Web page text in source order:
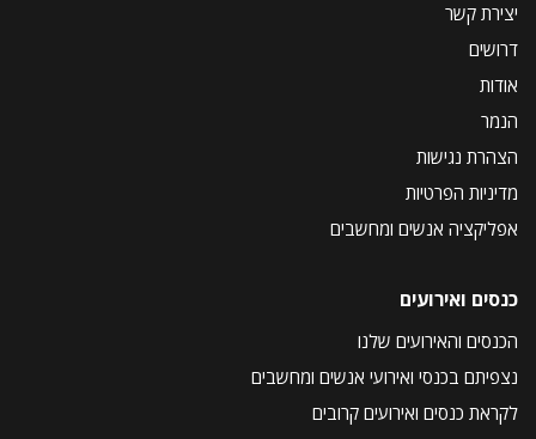
יצירת קשר
דרושים
אודות
הנמר
הצהרת נגישות
מדיניות הפרטיות
אפליקציה אנשים ומחשבים
כנסים ואירועים
הכנסים והאירועים שלנו
נצפיתם בכנסי ואירועי אנשים ומחשבים
לקראת כנסים ואירועים קרובים